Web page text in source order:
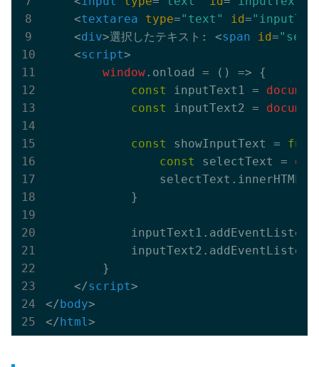
<textarea type="text" id=
<div>選択したテキスト: <span id=
<script>
window .onload = () => {
const
inputText1 =
const
inputText2 =
const showInputText =
const
selectText =
selectText.innerHTML
            }
        }
</script>
</ body>
</ html>